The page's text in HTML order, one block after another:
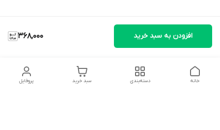
368,000 افزودن به سبد خرید
پروفایل سبد خرید دسته‌بندی خانه